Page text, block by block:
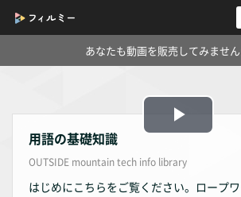
あなたも動画を販売してみません
Play
Video
用語の基礎知識
OUTSIDE mountain tech info library
はじめにこちらをご覧ください。ロープ